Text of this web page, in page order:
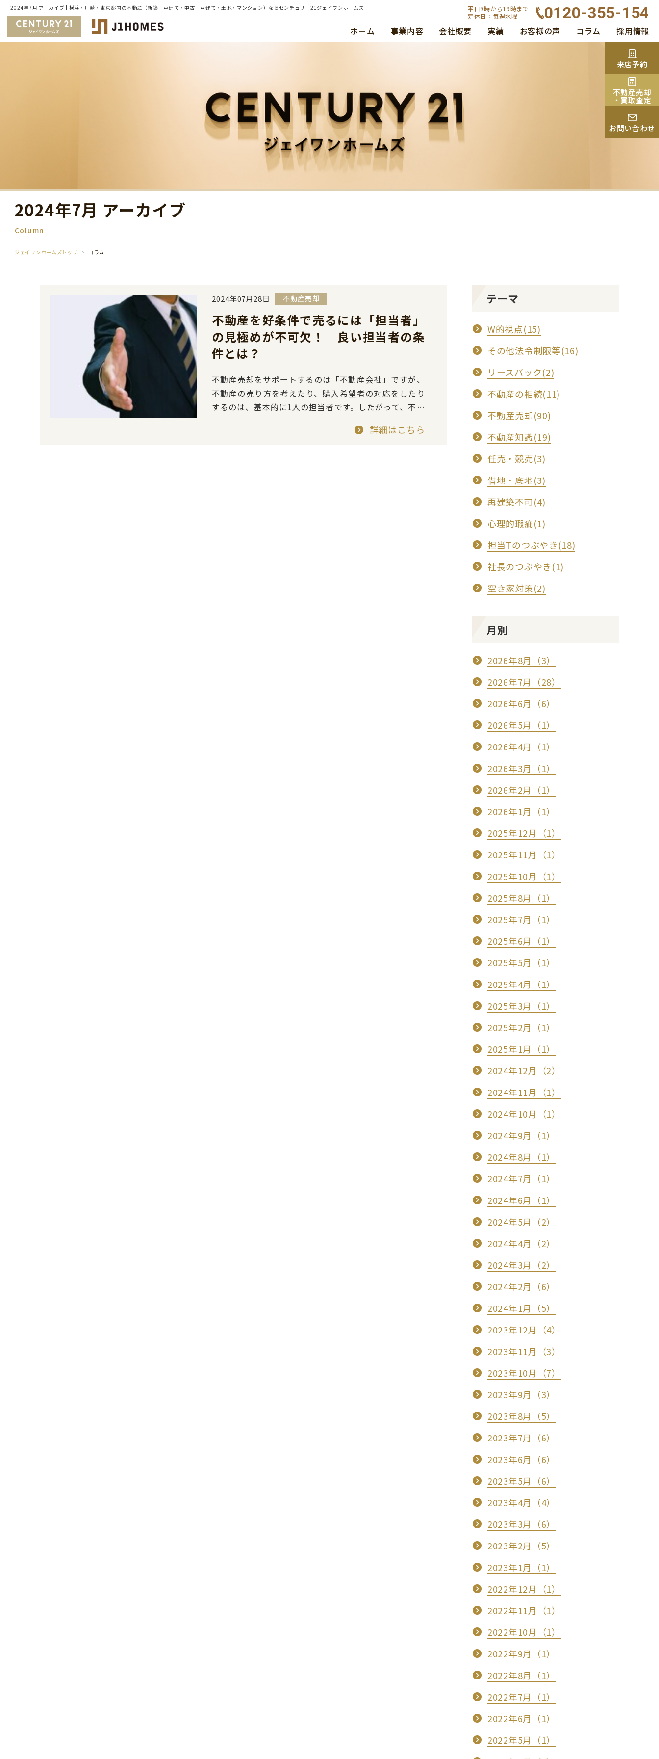
| 2024年7月 アーカイブ | 横浜・川崎・東京都内の不動産（新築一戸建て・中古一戸建て・土地・マンション）ならセンチュリー21ジェイワンホームズ
平日9時から19時まで
定休日：毎週水曜
0120-355-154
ホーム 事業内容 会社概要 実績 お客様の声 コラム 採用情報
来店予約
不動産売却
・買取査定
お問い合わせ
2024年7月 アーカイブ
Column
ジェイワンホームズトップ コラム
2024年07月28日 不動産売却
不動産を好条件で売るには「担当者」
の見極めが不可欠！ 良い担当者の条
件とは？
不動産売却をサポートするのは「不動産会社」ですが、
不動産の売り方を考えたり、購入希望者の対応をしたり
するのは、基本的に1人の担当者です。したがって、不動
詳細はこちら
テーマ
W的視点(15)
その他法令制限等(16)
リースバック(2)
不動産の相続(11)
不動産売却(90)
不動産知識(19)
任売・競売(3)
借地・底地(3)
再建築不可(4)
心理的瑕疵(1)
担当Tのつぶやき(18)
社長のつぶやき(1)
空き家対策(2)
月別
2026年8月（3）
2026年7月（28）
2026年6月（6）
2026年5月（1）
2026年4月（1）
2026年3月（1）
2026年2月（1）
2026年1月（1）
2025年12月（1）
2025年11月（1）
2025年10月（1）
2025年8月（1）
2025年7月（1）
2025年6月（1）
2025年5月（1）
2025年4月（1）
2025年3月（1）
2025年2月（1）
2025年1月（1）
2024年12月（2）
2024年11月（1）
2024年10月（1）
2024年9月（1）
2024年8月（1）
2024年7月（1）
2024年6月（1）
2024年5月（2）
2024年4月（2）
2024年3月（2）
2024年2月（6）
2024年1月（5）
2023年12月（4）
2023年11月（3）
2023年10月（7）
2023年9月（3）
2023年8月（5）
2023年7月（6）
2023年6月（6）
2023年5月（6）
2023年4月（4）
2023年3月（6）
2023年2月（5）
2023年1月（1）
2022年12月（1）
2022年11月（1）
2022年10月（1）
2022年9月（1）
2022年8月（1）
2022年7月（1）
2022年6月（1）
2022年5月（1）